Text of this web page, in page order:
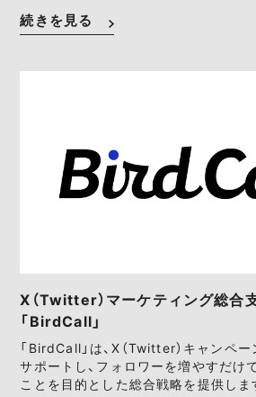
続きを見る
X（Twitter）マーケティング総合
「BirdCall」
「BirdCall」は、X（Twitter）キャンペー
サポートし、フォロワーを増やすだけ
ことを目的とした総合戦略を提供しま